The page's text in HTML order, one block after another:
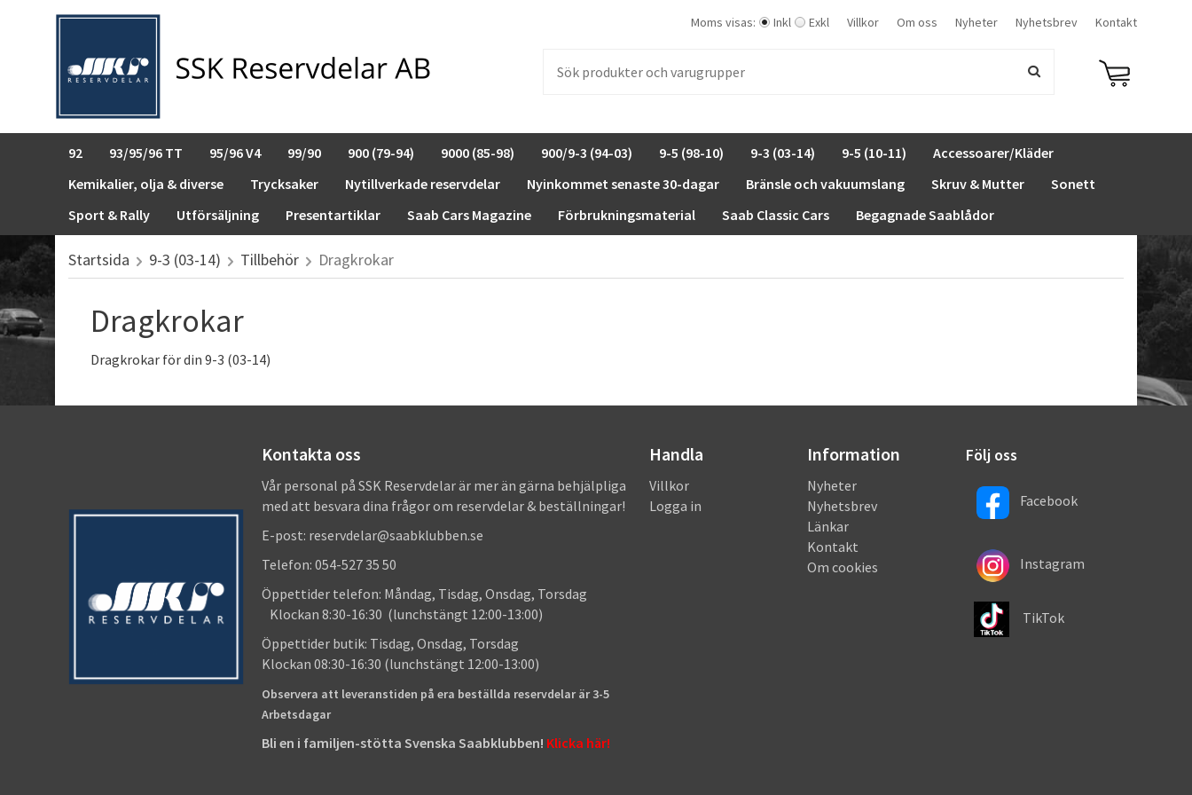
Moms visas: Inkl Exkl Villkor Om oss Nyheter Nyhetsbrev Kontakt
92 93/95/96 TT 95/96 V4 99/90 900 (79-94) 9000 (85-98) 900/9-3 (94-03) 9-5 (98-10) 9-3 (03-14) 9-5 (10-11)
Accessoarer/Kläder
Kemikalier, olja & diverse
Trycksaker Nytillverkade reservdelar Nyinkommet senaste 30-dagar Bränsle och vakuumslang Skruv & Mutter
Sonett
Sport & Rally
Utförsäljning Presentartiklar Saab Cars Magazine Förbrukningsmaterial Saab Classic Cars Begagnade Saablådor
Startsida 9-3 (03-14) Tillbehör Dragkrokar
Dragkrokar
Dragkrokar för din 9-3 (03-14)
Kontakta oss
Vår personal på SSK Reservdelar är mer än gärna behjälpliga
med att besvara dina frågor om reservdelar & beställningar!
E-post: reservdelar@saabklubben.se
Telefon: 054-527 35 50
Öppettider telefon: Måndag, Tisdag, Onsdag, Torsdag
Klockan 8:30-16:30 (lunchstängt 12:00-13:00)
Öppettider butik: Tisdag, Onsdag, Torsdag
Klockan 08:30-16:30 (lunchstängt 12:00-13:00)
Observera att leveranstiden på era beställda reservdelar är 3-5
Arbetsdagar
Bli en i familjen-stötta Svenska Saabklubben! Klicka här!
Handla
Villkor
Logga in
Information
Nyheter
Nyhetsbrev
Länkar
Kontakt
Om cookies
Följ oss
Facebook
Instagram
TikTok